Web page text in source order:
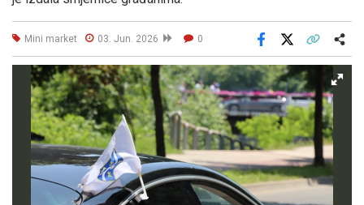
Mini market 03. Jun. 2026 0
Facebook